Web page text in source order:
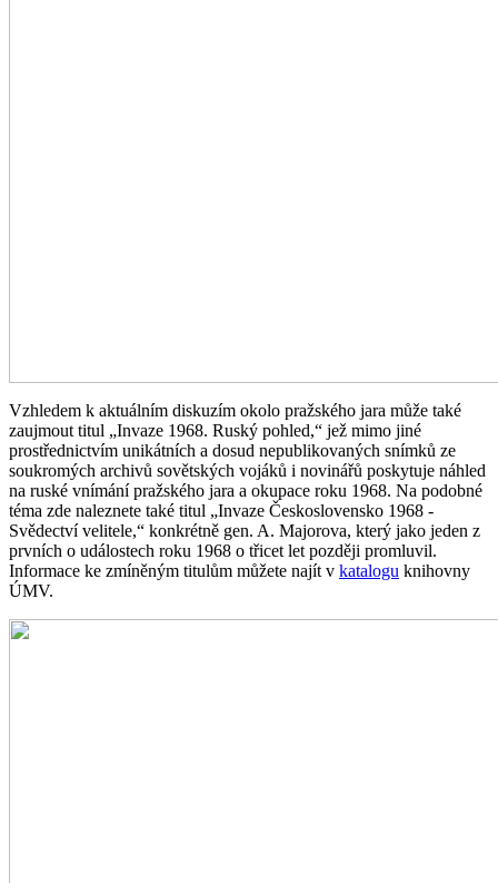
Vzhledem k aktuálním diskuzím okolo pražského jara může také
zaujmout titul „Invaze 1968. Ruský pohled,“ jež mimo jiné
prostřednictvím unikátních a dosud nepublikovaných snímků ze
soukromých archivů sovětských vojáků i novinářů poskytuje náhled
na ruské vnímání pražského jara a okupace roku 1968. Na podobné
téma zde naleznete také titul „Invaze Československo 1968 -
Svědectví velitele,“ konkrétně gen. A. Majorova, který jako jeden z
prvních o událostech roku 1968 o třicet let později promluvil.
Informace ke zmíněným titulům můžete najít v katalogu knihovny
ÚMV.